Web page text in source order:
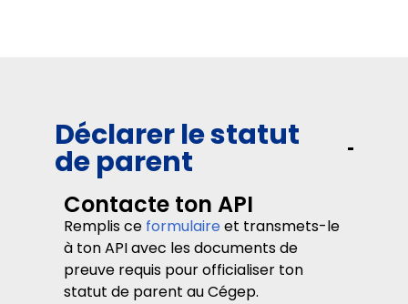
Déclarer le statut
de parent
Contacte ton API
Remplis ce formulaire et transmets-le
à ton API avec les documents de
preuve requis pour officialiser ton
statut de parent au Cégep.